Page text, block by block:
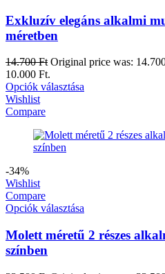
Exkluzív elegáns alkalmi
méretben
14.700Ft Original price was:
10.000 Ft.
Opciók választása
Wishlist
Compare
-34%
Wishlist
Compare
Opciók választása
Molett méretű 2 részes
színben